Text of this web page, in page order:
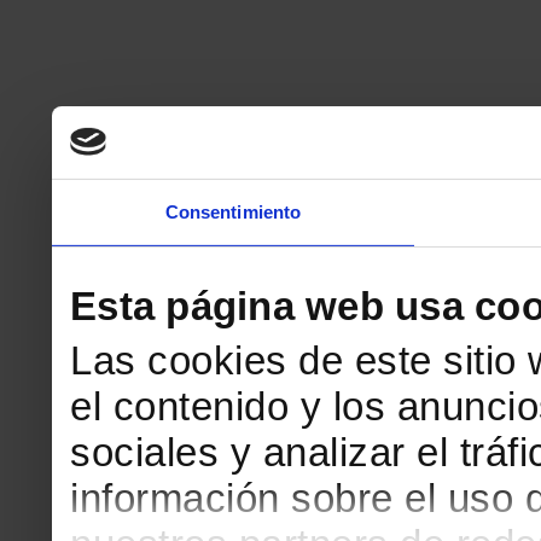
Consentimiento
Esta página web usa
Las cookies de este sitio
el contenido y los
sociales y analizar el
información sobre el uso